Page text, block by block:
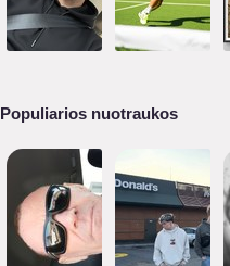
Populiarios nuotraukos